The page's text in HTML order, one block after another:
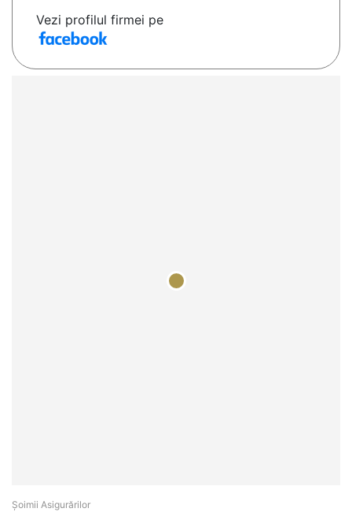
Vezi profilul firmei pe
Șoimii Asigurărilor